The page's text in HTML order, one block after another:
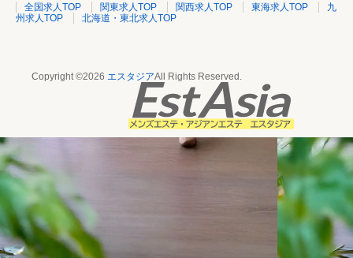
全国求人TOP 関東求人TOP 関西求人TOP 東海求人TOP
九
州求人TOP
北海道・東北求人TOP
Copyright ©2026 エスタジアAll Rights Reserved.